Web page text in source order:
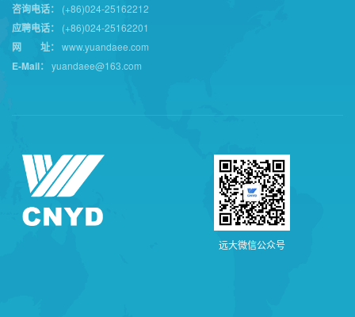
咨询电话： (+86)024-25162212
应聘电话： (+86)024-25162201
网 址： www.yuandaee.com
E-Mail： yuandaee@163.com
远大微信公众号